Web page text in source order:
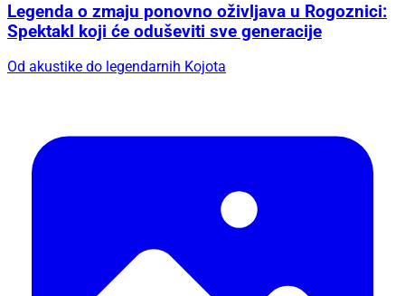
Legenda o zmaju ponovno oživljava u Rogoznici:
Spektakl koji će oduševiti sve generacije
Od akustike do legendarnih Kojota